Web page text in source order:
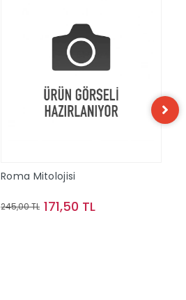
Roma Mitolojisi
245,00 TL 171,50 TL